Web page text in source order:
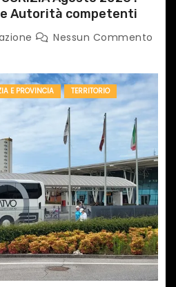
Autorità competenti
Nessun Commento
E PROVINCIA TERRITORIO